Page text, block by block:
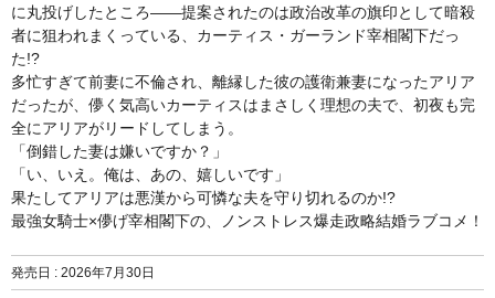
に丸投げしたところ――提案されたのは政治改革の旗印として暗殺
者に狙われまくっている、カーティス・ガーランド宰相閣下だっ
た!?
多忙すぎて前妻に不倫され、離縁した彼の護衛兼妻になったアリア
だったが、儚く気高いカーティスはまさしく理想の夫で、初夜も完
全にアリアがリードしてしまう。
「倒錯した妻は嫌いですか？」
「い、いえ。俺は、あの、嬉しいです」
果たしてアリアは悪漢から可憐な夫を守り切れるのか!?
最強女騎士×儚げ宰相閣下の、ノンストレス爆走政略結婚ラブコメ！
発売日 : 2026年7月30日